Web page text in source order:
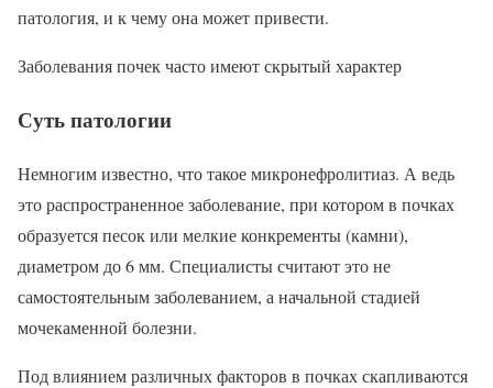
патология, и к чему она может привести.
Заболевания почек часто имеют скрытый характер
Суть патологии
Немногим известно, что такое микронефролитиаз. А ведь
это распространенное заболевание, при котором в почках
образуется песок или мелкие конкременты (камни),
диаметром до 6 мм. Специалисты считают это не
самостоятельным заболеванием, а начальной стадией
мочекаменной болезни.
Под влиянием различных факторов в почках скапливаются